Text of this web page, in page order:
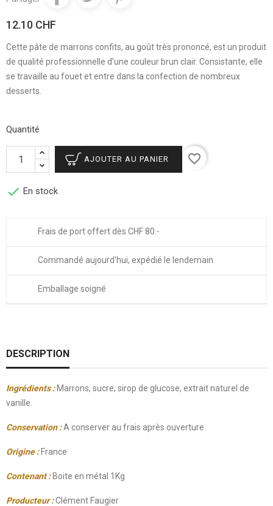
12.10 CHF
Cette pâte de marrons confits, au goût très prononcé, est un produit
de qualité professionnelle d’une couleur brun clair. Consistante, elle
se travaille au fouet et entre dans la confection de nombreux
desserts.
Quantité
AJOUTER AU PANIER favorite_border
 En stock
Frais de port offert dès CHF 80.-
Commandé aujourd'hui, expédié le lendemain
Emballage soigné
DESCRIPTION
Ingrédients : Marrons, sucre, sirop de glucose, extrait naturel de
vanille.
Conservation :A conserver au frais après ouverture.
Origine :France
Contenant : Boite en métal 1Kg
Producteur :Clément Faugier